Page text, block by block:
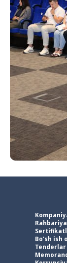
Bo'sh ish
Tenderlar